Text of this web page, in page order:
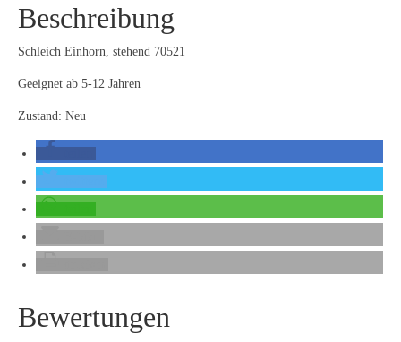
Beschreibung
Schleich Einhorn, stehend 70521
Geeignet ab 5-12 Jahren
Zustand: Neu
Bewertungen